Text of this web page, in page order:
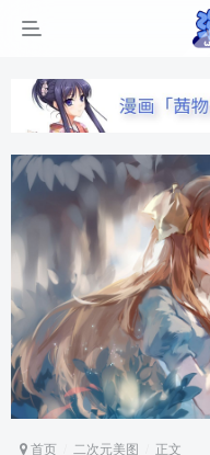
首页 二次元美图 正文